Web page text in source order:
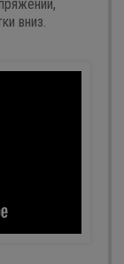
вниз.